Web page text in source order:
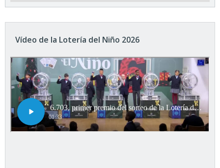
Vídeo de la Lotería del Niño 2026